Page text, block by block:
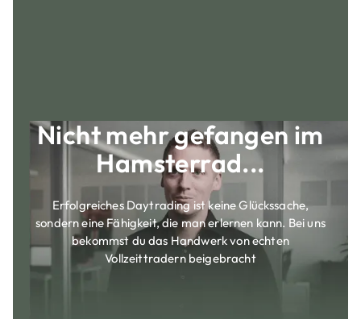
Nicht mehr gefangen im
Hamsterrad...
Erfolgreiches Daytrading ist keine Glückssache,
sondern eine Fähigkeit, die man erlernen kann. Bei uns
bekommst du das Handwerk von echten
Vollzeittradern beigebracht